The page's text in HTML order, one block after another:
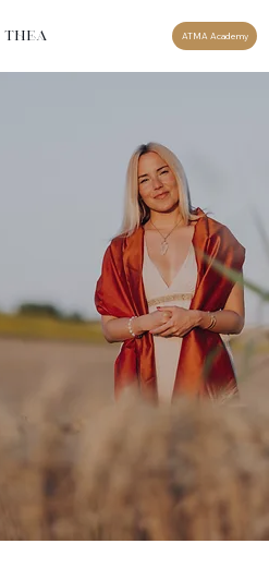
THEA ATMA Academy